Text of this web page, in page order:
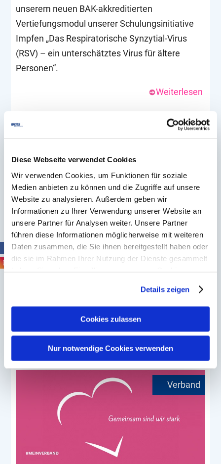
Diese Webseite verwendet Cookies
Wir verwenden Cookies, um Funktionen für soziale
Medien anbieten zu können und die Zugriffe auf unsere
Website zu analysieren. Außerdem geben wir
Informationen zu Ihrer Verwendung unserer Website an
unsere Partner für Analysen weiter. Unsere Partner
führen diese Informationen möglicherweise mit weiteren
Daten zusammen, die Sie ihnen bereitgestellt haben oder
die sie im Rahmen Ihrer Nutzung der Dienste gesammelt
Datenschutzerklärungmehr
darüber, wer wir sind, wie Sie uns kontaktieren können
und wie wir personenbezogene Daten verarbeiten.
Sie können Ihre Einwilligung jederzeit von der
Details zeigen
Cookies zulassen
Nur notwendige Cookies verwenden
unserem neuen BAK-akkreditierten
Vertiefungsmodul unserer Schulungsinitiative
Impfen „Das Respiratorische Synzytial-Virus
(RSV) – ein unterschätztes Virus für ältere
Personen“.
Weiterlesen
24.07.2026
PTA im Urlaub – die Rückreise
Kaum hat der Urlaub begonnen, ist er meist
für die Heimreise gepackt wird, zeigt sich bei
vielen PTA ein vertrautes Phänomen: Das
berufliche Denken war nie wirklich weg.
Weiterlesen